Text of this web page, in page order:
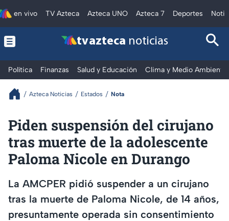
en vivo TV Azteca Azteca UNO Azteca 7 Deportes
tv azteca noticias
Política Finanzas Salud y Educación Clima y Medio Ambiente
Azteca Noticias Estados Nota
Piden suspensión del cirujano
tras muerte de la adolescente
Paloma Nicole en Durango
La AMCPER pidió suspender a un cirujano
tras la muerte de Paloma Nicole, de 14 años,
presuntamente operada sin consentimiento